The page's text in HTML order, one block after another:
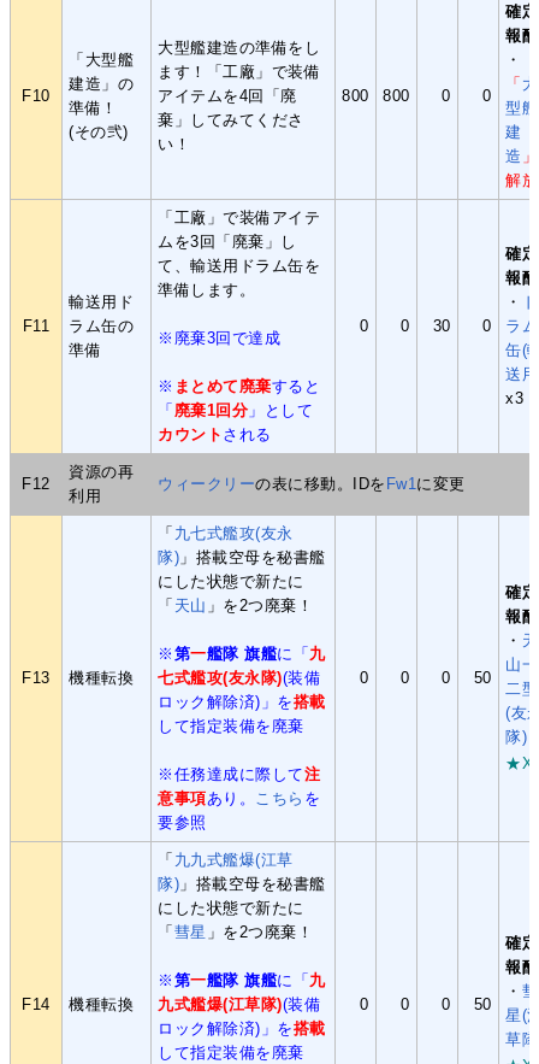
F10
「大型艦
建造」の
準備！
(その弐)
大型艦建造の準備をし
ます！「工廠」で装備
アイテムを4回「廃
棄」してみてくださ
い！
800 800 0 0
確定
報酬
・
「 大
型艦
建
造 」
解放
F11
輸送用ド
ラム缶の
準備
「工廠」で装備アイテ
ムを3回「廃棄」し
て、輸送用ドラム缶を
準備します。
※廃棄3回で達成
※ まとめて廃棄すると
「 廃棄1回分」として
カウント される
0 0 30 0
確定
報酬
・
ド
ラム
缶(
送
x3
F12
資源の再
利用
ウィークリーの表に移動。IDを Fw1 に変更
F13 機種転換
「 九七式艦攻(友永
隊) 」搭載空母を秘書艦
にした状態で新たに
「 天山 」を2つ廃棄！
※ 第一艦隊 旗艦に「九
七式艦攻(友永隊)(装備
ロック解除済)」を搭載
して指定装備を廃棄
※任務達成に際して注
意事項あり。 こちら を
要参照
0 0 0 50
確定
報酬
・ 天
山一
二型
(友
隊)
★X
F14 機種転換
「 九九式艦爆(江草
隊) 」搭載空母を秘書艦
にした状態で新たに
「彗星 」を2つ廃棄！
※ 第一艦隊 旗艦に「九
九式艦爆(江草隊)(装備
ロック解除済)」を搭載
して指定装備を廃棄
0 0 0 50
確定
報酬
・ 彗
星(
草